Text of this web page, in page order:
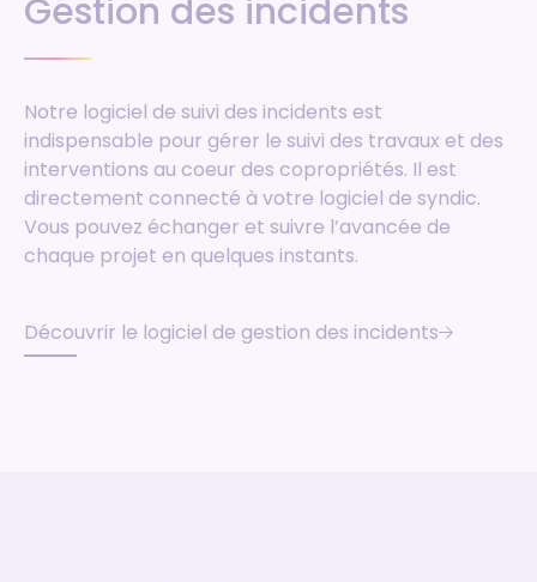
Gestion des incidents
Notre logiciel de suivi des incidents est
indispensable pour gérer le suivi des travaux et des
interventions au coeur des copropriétés. Il est
directement connecté à votre logiciel de syndic.
Vous pouvez échanger et suivre l’avancée de
chaque projet en quelques instants.
Découvrir le logiciel de gestion des incidents